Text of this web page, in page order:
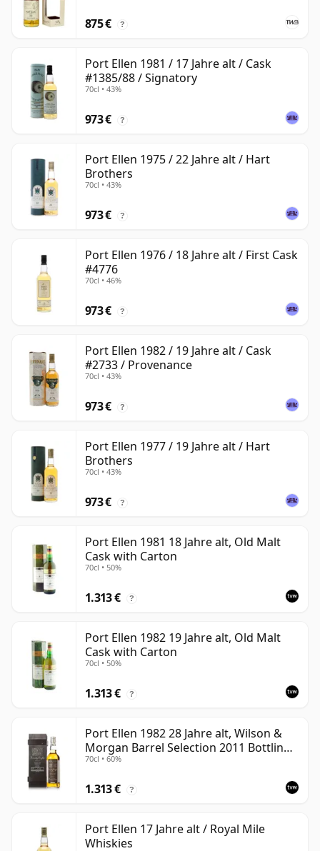
875 € ?
Port Ellen 1981 / 17 Jahre alt / Cask
#1385/88 / Signatory
70cl • 43%
973 € ?
Port Ellen 1975 / 22 Jahre alt / Hart
Brothers
70cl • 43%
973 € ?
Port Ellen 1976 / 18 Jahre alt / First Cask
#4776
70cl • 46%
973 € ?
Port Ellen 1982 / 19 Jahre alt / Cask
#2733 / Provenance
70cl • 43%
973 € ?
Port Ellen 1977 / 19 Jahre alt / Hart
Brothers
70cl • 43%
973 € ?
Port Ellen 1981 18 Jahre alt, Old Malt
Cask with Carton
70cl • 50%
1.313 € ?
Port Ellen 1982 19 Jahre alt, Old Malt
Cask with Carton
70cl • 50%
1.313 € ?
Port Ellen 1982 28 Jahre alt, Wilson &
Morgan Barrel Selection 2011 Bottling
with Box
70cl • 60%
1.313 € ?
Port Ellen 17 Jahre alt / Royal Mile
Whiskies